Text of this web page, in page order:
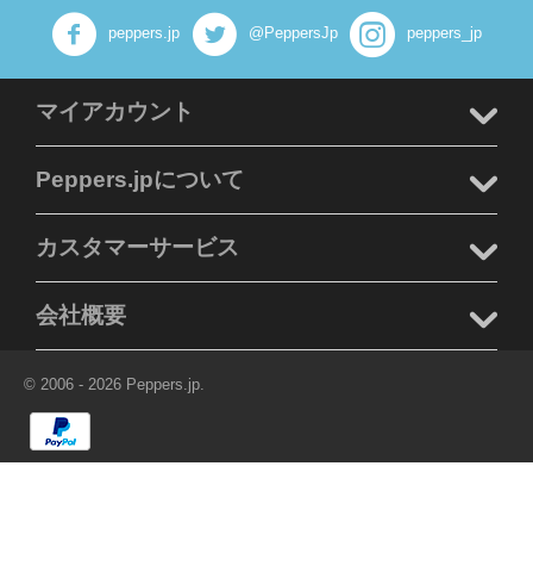
peppers.jp @PeppersJp peppers_jp
マイアカウント
Peppers.jpについて
カスタマーサービス
会社概要
© 2006 - 2026 Peppers.jp.